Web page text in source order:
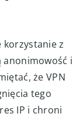
korzystanie z
anonimowość i
że VPN
tego
IP i chroni